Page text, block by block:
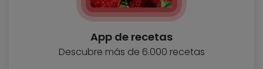
App de recetas
Descubre más de 6.000 recetas